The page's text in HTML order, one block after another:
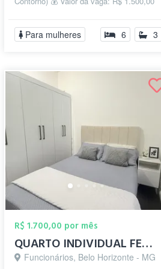
IP...
Para mulheres 6 3
R$ 1.700,00 por mês
QUARTO INDIVIDUAL FEMININO 🌸 - PRAÇA DA...
Funcionários, Belo Horizonte - MG